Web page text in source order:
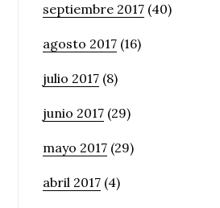
septiembre 2017 (40)
agosto 2017 (16)
julio 2017 (8)
junio 2017 (29)
mayo 2017 (29)
abril 2017 (4)